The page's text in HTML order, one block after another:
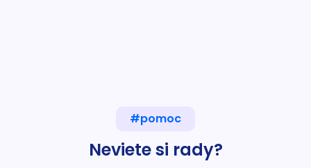
#pomoc
Neviete si rady?